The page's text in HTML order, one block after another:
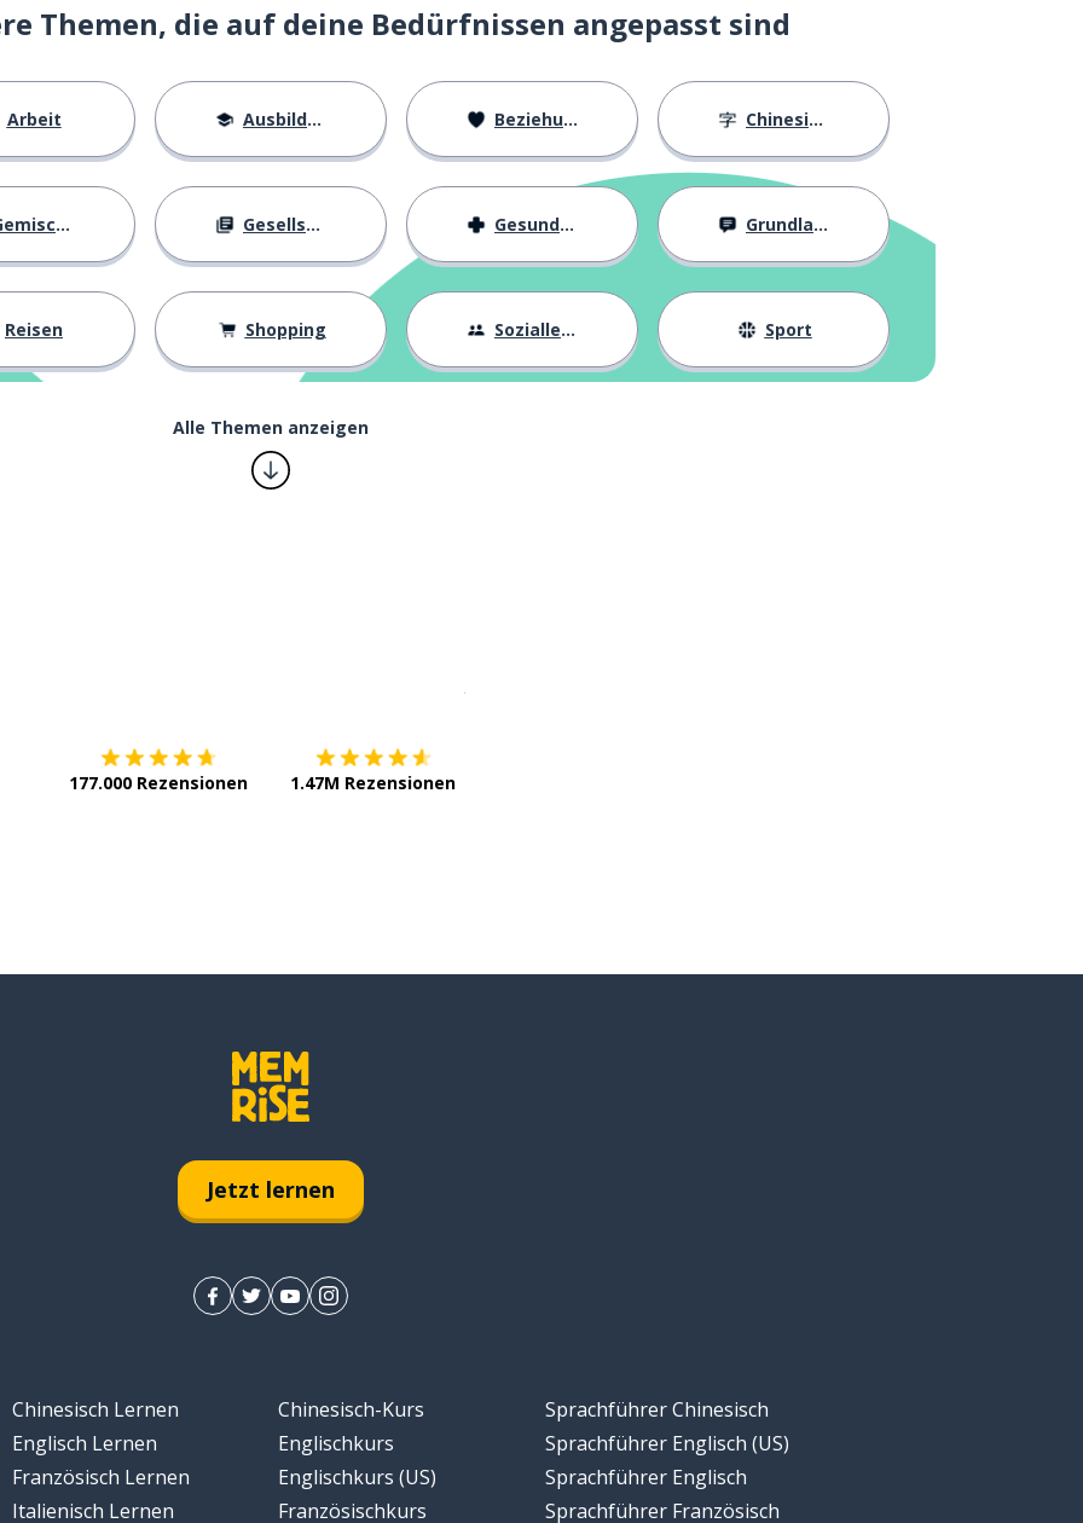
Themen, die auf deine Bedürfnissen angepasst sind
Arbeit Ausbildung Beziehungen Chinesische Schriftzeichen
Gesellschaft Gesundheit Grundlagen
Reisen Shopping Sozialleben Sport
Alle Themen anzeigen
177.000 Rezensionen 1.47M Rezensionen
Jetzt lernen
Chinesisch Lernen
Englisch Lernen
Französisch Lernen
Italienisch Lernen
Chinesisch-Kurs
Englischkurs
Englischkurs (US)
Französischkurs
Sprachführer Chinesisch
Sprachführer Englisch (US)
Sprachführer Englisch
Sprachführer Französisch